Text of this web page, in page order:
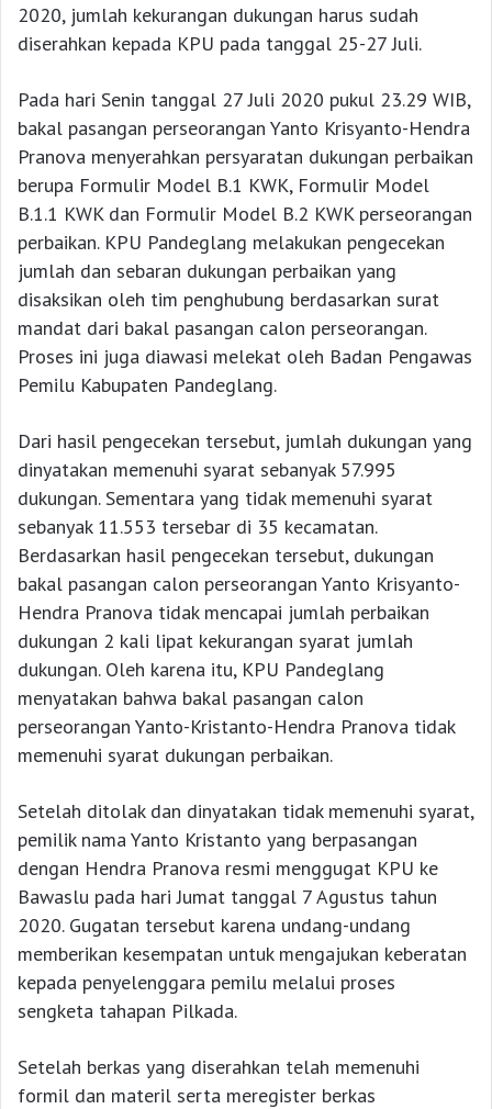
2020, jumlah kekurangan dukungan harus sudah
diserahkan kepada KPU pada tanggal 25-27 Juli.
Pada hari Senin tanggal 27 Juli 2020 pukul 23.29 WIB,
bakal pasangan perseorangan Yanto Krisyanto-Hendra
Pranova menyerahkan persyaratan dukungan perbaikan
berupa Formulir Model B.1 KWK, Formulir Model
B.1.1 KWK dan Formulir Model B.2 KWK perseorangan
perbaikan. KPU Pandeglang melakukan pengecekan
jumlah dan sebaran dukungan perbaikan yang
disaksikan oleh tim penghubung berdasarkan surat
mandat dari bakal pasangan calon perseorangan.
Proses ini juga diawasi melekat oleh Badan Pengawas
Pemilu Kabupaten Pandeglang.
Dari hasil pengecekan tersebut, jumlah dukungan yang
dinyatakan memenuhi syarat sebanyak 57.995
dukungan. Sementara yang tidak memenuhi syarat
sebanyak 11.553 tersebar di 35 kecamatan.
Berdasarkan hasil pengecekan tersebut, dukungan
bakal pasangan calon perseorangan Yanto Krisyanto-
Hendra Pranova tidak mencapai jumlah perbaikan
dukungan 2 kali lipat kekurangan syarat jumlah
dukungan. Oleh karena itu, KPU Pandeglang
menyatakan bahwa bakal pasangan calon
perseorangan Yanto-Kristanto-Hendra Pranova tidak
memenuhi syarat dukungan perbaikan.
Setelah ditolak dan dinyatakan tidak memenuhi syarat,
pemilik nama Yanto Kristanto yang berpasangan
dengan Hendra Pranova resmi menggugat KPU ke
Bawaslu pada hari Jumat tanggal 7 Agustus tahun
2020. Gugatan tersebut karena undang-undang
memberikan kesempatan untuk mengajukan keberatan
kepada penyelenggara pemilu melalui proses
sengketa tahapan Pilkada.
Setelah berkas yang diserahkan telah memenuhi
formil dan materil serta meregister berkas